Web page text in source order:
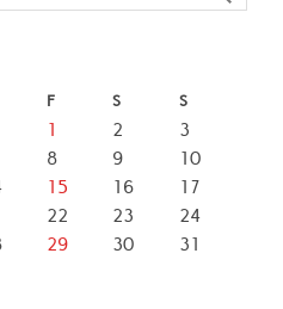
F S S
1 2
3
8 9
10
15 16
17
22 23
24
29 30
31